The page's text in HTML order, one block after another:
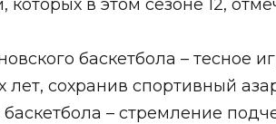
которых в этом сезоне 12,
баскетбола –
лет, сохранив спортивный
– стремление